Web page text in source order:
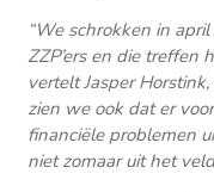
“We schrokken in
ZZP’ers en die treffen
vertelt Jasper
zien we ook dat er
financiële problemen
niet zomaar uit het